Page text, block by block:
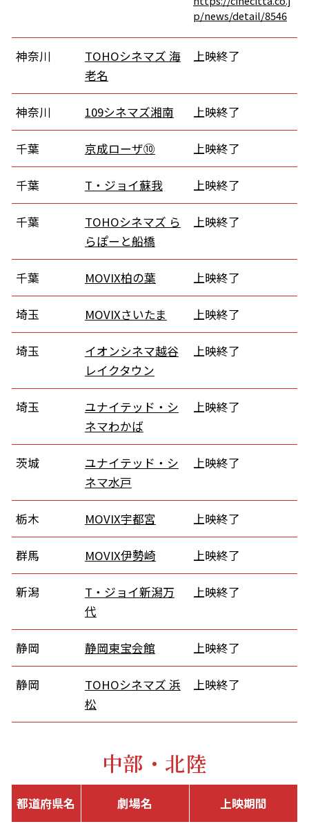
p/news/detail/8546
神奈川
TOHOシネマズ 海
老名
上映終了
神奈川 109シネマズ湘南 上映終了
千葉 京成ローザ⑩ 上映終了
千葉 T・ジョイ蘇我 上映終了
千葉
TOHOシネマズ ら
らぽーと船橋
上映終了
千葉 MOVIX柏の葉 上映終了
埼玉 MOVIXさいたま 上映終了
埼玉
イオンシネマ越谷
レイクタウン
上映終了
埼玉
ユナイテッド・シ
ネマわかば
上映終了
茨城
ユナイテッド・シ
ネマ水戸
上映終了
栃木 MOVIX宇都宮 上映終了
群馬 MOVIX伊勢崎 上映終了
新潟
T・ジョイ新潟万
代
上映終了
静岡 静岡東宝会館 上映終了
静岡
TOHOシネマズ 浜
松
上映終了
中部・北陸
都道府県名 劇場名 上映期間